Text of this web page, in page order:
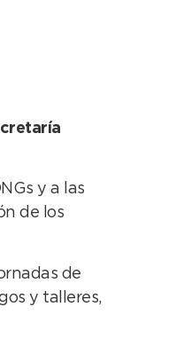
y a las
de los
de
y talleres,